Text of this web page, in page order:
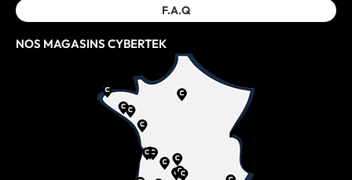
F.A.Q
NOS MAGASINS CYBERTEK